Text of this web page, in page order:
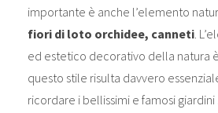
importante è anche l’elemento
fiori di loto orchidee, canneti.
ed estetico decorativo della natura
questo stile risulta davvero
ricordare i bellissimi e famosi